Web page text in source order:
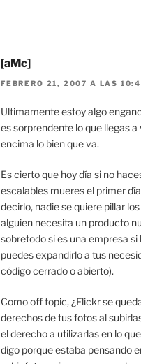
[aMc]
FEBRERO 21, 2007 A LAS
Ultimamente estoy algo
es sorprendente lo que llegas a
encima lo bien que va.
Es cierto que hoy día si no
escalables mueres el primer
decirlo, nadie se quiere pillar
alguien necesita un producto
sobretodo si es una empresa si
puedes expandirlo a tus
código cerrado o abierto).
Como off topic, ¿Flickr se
derechos de tus fotos al
el derecho a utilizarlas en lo
digo porque estaba pensando